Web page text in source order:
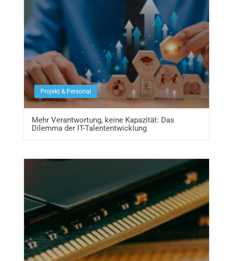
Projekt & Personal
Mehr Verantwortung, keine Kapazität: Das
Dilemma der IT-Talententwicklung